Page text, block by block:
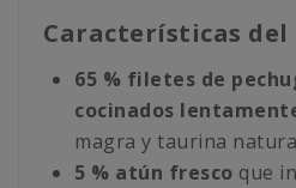
Características del
65 % filetes de
cocinados
magra y taurina
5 % atún fresco que